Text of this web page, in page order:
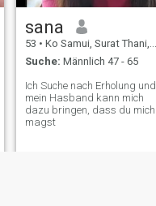
sana
53 • Ko Samui, Surat Thani, Thailand
Suche: Männlich 47 - 65
Ich Suche nach Erholung und
mein Hasband kann mich
dazu bringen, dass du mich
magst